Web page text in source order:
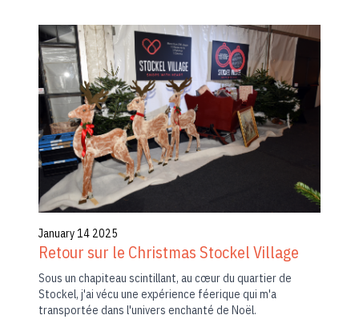
January 14 2025
Retour sur le Christmas Stockel Village
Sous un chapiteau scintillant, au cœur du quartier de
Stockel, j'ai vécu une expérience féerique qui m'a
transportée dans l'univers enchanté de Noël.